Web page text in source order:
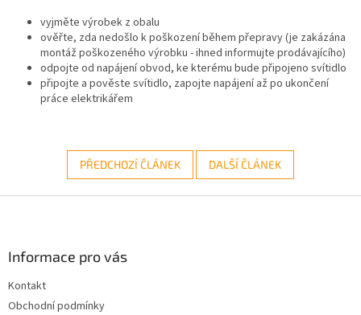
vyjměte výrobek z obalu
ověřte, zda nedošlo k poškození během přepravy (je zakázána
montáž poškozeného výrobku - ihned informujte prodávajícího)
odpojte od napájení obvod, ke kterému bude připojeno svítidlo
připojte a pověste svítidlo, zapojte napájení až po ukončení
práce elektrikářem
PŘEDCHOZÍ ČLÁNEK DALŠÍ ČLÁNEK
Informace pro vás
Kontakt
Obchodní podmínky